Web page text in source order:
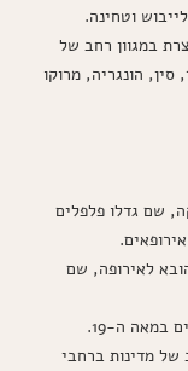
וטחינה.
במגוון רחב של
הונגריה, מרוקו
שם גדלו פלפלים
לאירופה, שם
במאה ה-19.
של מדינות ברחבי